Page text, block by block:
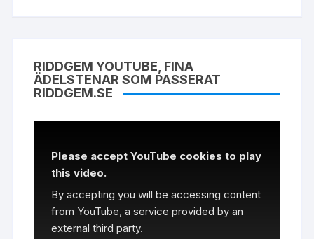
RIDDGEM YOUTUBE, FINA
ÄDELSTENAR SOM PASSERAT
RIDDGEM.SE
Please accept YouTube cookies to play
this video.
By accepting you will be accessing content
from YouTube, a service provided by an
external third party.